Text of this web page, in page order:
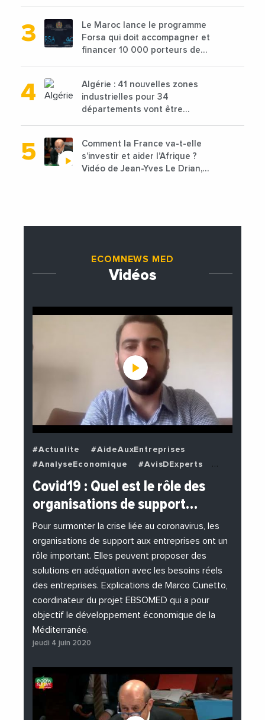
Le Maroc lance le programme
Forsa qui doit accompagner et
financer 10 000 porteurs de
Algérie : 41 nouvelles zones
industrielles pour 34
départements vont être
Comment la France va-t-elle
s’investir et aider l’Afrique ?
Vidéo de Jean-Yves Le Drian,
ECOMNEWS MED
Vidéos
#Actualite
#AideAuxEntreprises
#AnalyseEconomique
#AvisDExperts
#BuzzNews
#Decideurs
#EchangesMediterraneens
#EnDirectDe
#Entreprises
#Institutions
#PhotosEtVideos
Covid19 : Quel est le rôle des
organisations de support…
Pour surmonter la crise liée au coronavirus, les
organisations de support aux entreprises ont un
rôle important. Elles peuvent proposer des
solutions en adéquation avec les besoins réels
des entreprises. Explications de Marco Cunetto,
coordinateur du projet EBSOMED qui a pour
objectif le développement économique de la
Méditerranée.
jeudi 4 juin 2020